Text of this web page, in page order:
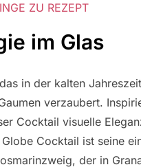
ZU REZEPT
im Glas
in der kalten
verzaubert.
Cocktail visuelle
Cocktail ist seine
der in